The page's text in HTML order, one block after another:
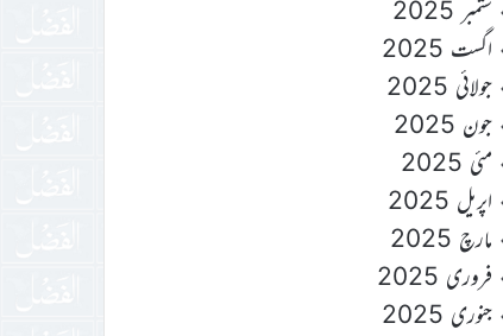
ستمبر 2025
اگست 2025
جولائی 2025
جون 2025
مئی 2025
اپریل 2025
مارچ 2025
فروری 2025
جنوری 2025